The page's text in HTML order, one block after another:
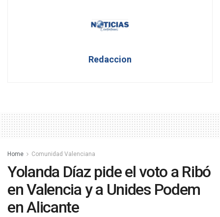
Redaccion
Home Comunidad Valenciana
Yolanda Díaz pide el voto a Ribó
en Valencia y a Unides Podem
en Alicante